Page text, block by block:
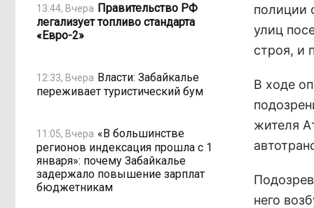
13:44, Вчера Правительство РФ
легализует топливо стандарта
«Евро-2»
12:33, Вчера Власти: Забайкалье
переживает туристический бум
11:05, Вчера «В большинстве
регионов индексация прошла с 1
января»: почему Забайкалье
задержало повышение зарплат
бюджетникам
полиции
улиц
строя, и
В ходе
жителя
него